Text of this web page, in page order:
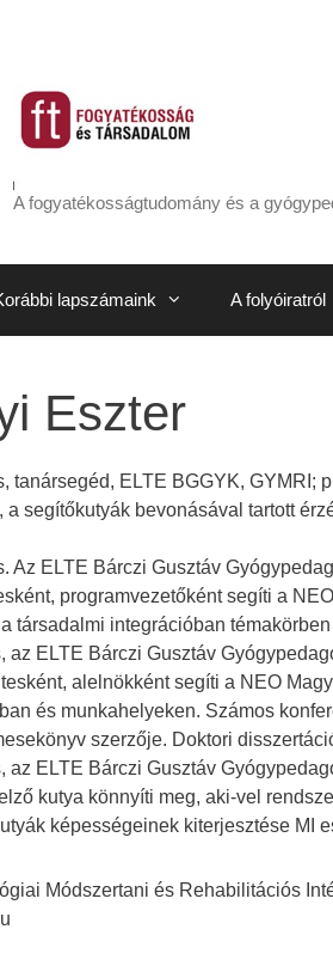
A fogyatékosságtudomány és a
lapszámaink A folyóiratról
Eszter
tanársegéd, ELTE BGGYK,
segítőkutyák bevonásával tartott
Az ELTE Bárczi Gusztáv
programvezetőként segíti a
társadalmi integrációban
az ELTE Bárczi Gusztáv
alelnökként segíti a NEO
és munkahelyeken. Számos
szerzője. Doktori
az ELTE Bárczi Gusztáv
kutya könnyíti meg, aki-vel
képességeinek kiterjesztése
Módszertani és Rehabilitációs